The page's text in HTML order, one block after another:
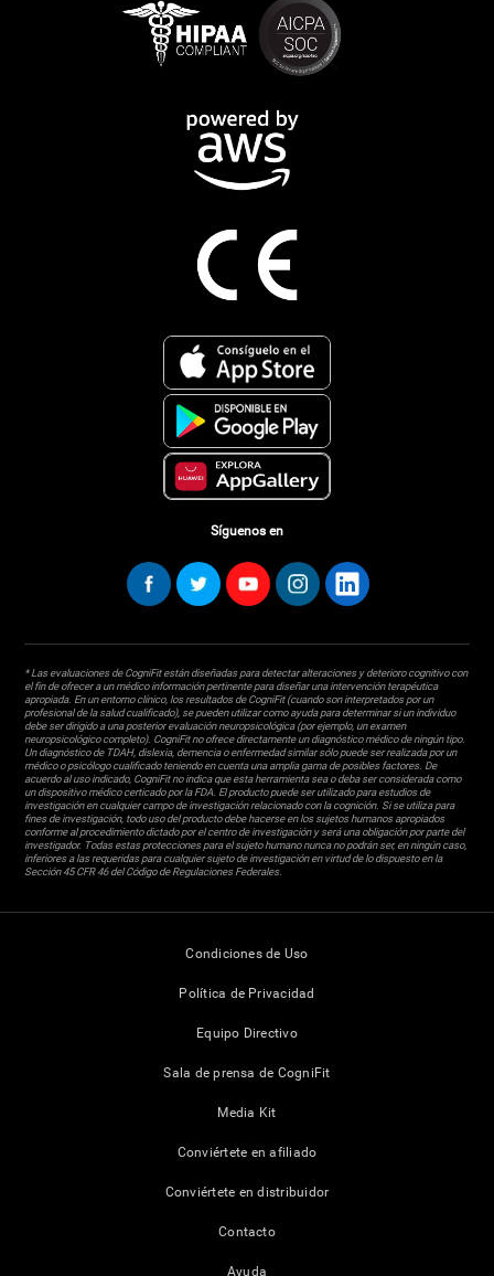
Síguenos en
* Las evaluaciones de CogniFit están diseñadas para detectar alteraciones y deterioro cognitivo con
el fin de ofrecer a un médico información pertinente para diseñar una intervención terapéutica
apropiada. En un entorno clínico, los resultados de CogniFit (cuando son interpretados por un
profesional de la salud cualificado), se pueden utilizar como ayuda para determinar si un individuo
debe ser dirigido a una posterior evaluación neuropsicológica (por ejemplo, un examen
neuropsicológico completo). CogniFit no ofrece directamente un diagnóstico médico de ningún tipo.
Un diagnóstico de TDAH, dislexia, demencia o enfermedad similar sólo puede ser realizada por un
médico o psicólogo cualificado teniendo en cuenta una amplia gama de posibles factores. De
acuerdo al uso indicado, CogniFit no indica que esta herramienta sea o deba ser considerada como
un dispositivo médico certicado por la FDA. El producto puede ser utilizado para estudios de
investigación en cualquier campo de investigación relacionado con la cognición. Si se utiliza para
fines de investigación, todo uso del producto debe hacerse en los sujetos humanos apropiados
conforme al procedimiento dictado por el centro de investigación y será una obligación por parte del
investigador. Todas estas protecciones para el sujeto humano nunca no podrán ser, en ningún caso,
inferiores a las requeridas para cualquier sujeto de investigación en virtud de lo dispuesto en la
Sección 45 CFR 46 del Código de Regulaciones Federales.
Condiciones de Uso
Política de Privacidad
Equipo Directivo
Sala de prensa de CogniFit
Media Kit
Conviértete en afiliado
Conviértete en distribuidor
Contacto
Ayuda